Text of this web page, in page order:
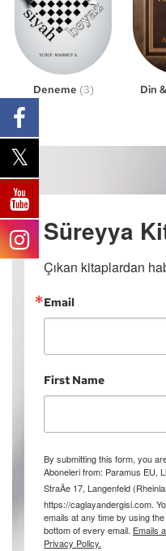
Deneme (3) Din
Süreyya
Çıkan kitaplardan
Email
First Name
By submitting this form, you
Aboneleri from: Paramus EU,
StraÃe 17, Langenfeld
https://caglayandergisi.com.
emails at any time by using
bottom of every email. Emails
Privacy Policy.